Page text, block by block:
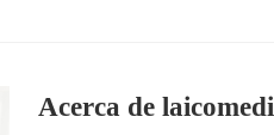
Acerca de